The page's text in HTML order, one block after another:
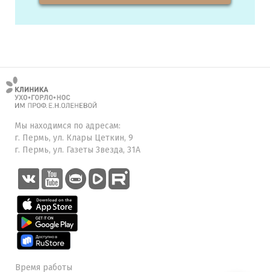
Мы находимся по адресам:
г. Пермь, ул. Клары Цеткин, 9
г. Пермь, ул. Газеты Звезда, 31А
Время работы